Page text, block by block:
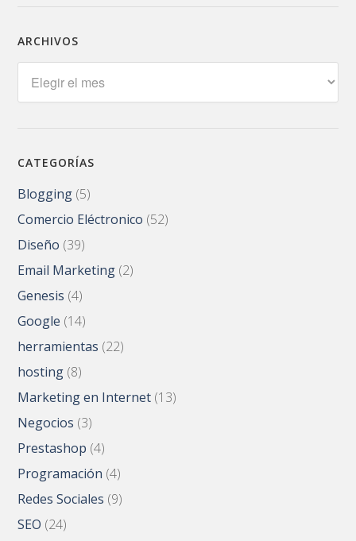
ARCHIVOS
CATEGORÍAS
Blogging (5)
Comercio Eléctronico (52)
Diseño (39)
Email Marketing (2)
Genesis (4)
Google (14)
herramientas (22)
hosting (8)
Marketing en Internet (13)
Negocios (3)
Prestashop (4)
Programación (4)
Redes Sociales (9)
SEO (24)